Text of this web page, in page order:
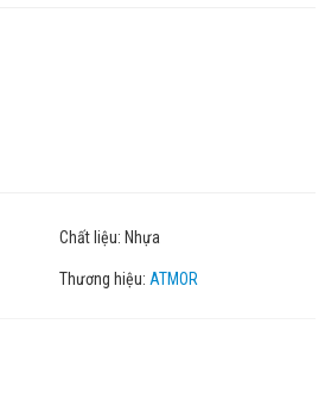
Chất liệu: Nhựa
Thương hiệu: ATMOR